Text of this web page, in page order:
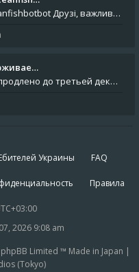
Звіти пишіть роботу @oceanfishbotbot Друзі, важливе повідомлення для учасників форума. Основне звернення опублікован
Доменное имя KIEV-X.COM продлено до третьей декады августа 2027 года! Спасибо всем анонимным пользователям, которые по
Украины FAQ
Правила
2026 9:08 am
Limited ™ Made in Japan |
(Tokyo)